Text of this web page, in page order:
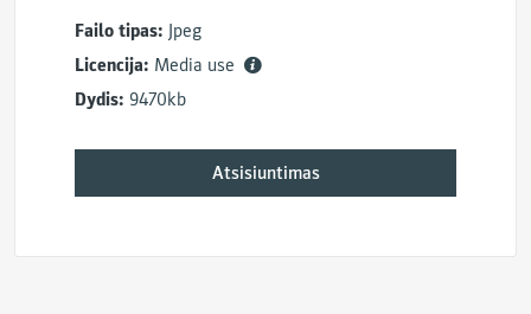
Failo tipas: Jpeg
Licencija: Media use
Dydis: 9470kb
Atsisiuntimas